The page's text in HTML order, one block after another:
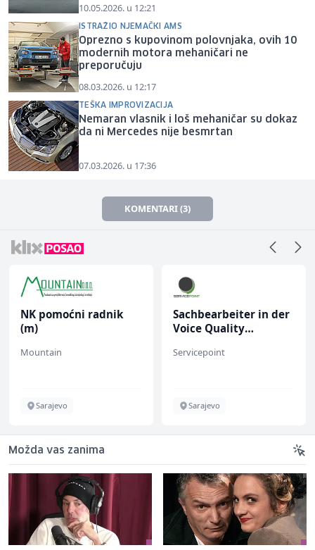
10.05.2026. u 12:21
ISTRAŽIO NJEMAČKI AMS
Oprezno s kupovinom polovnjaka, ovih 10
modernih motora mehaničari ne
preporučuju
08.03.2026. u 12:17
TEŠKA IMPROVIZACIJA
Nemaran vlasnik i loš mehaničar su dokaz
da ni Mercedes nije besmrtan
07.03.2026. u 17:36
KOMENTARI (3)
NK pomoćni radnik
(m)
Mountain
Sarajevo
Sachbearbeiter in der
Voice Quality
Servicepoint
Sarajevo
Možda vas zanima